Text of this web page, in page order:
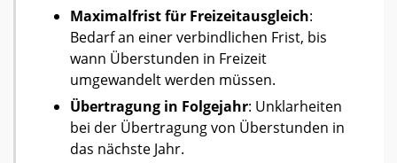
Maximalfrist für Freizeitausgleich:
Bedarf an einer verbindlichen Frist, bis
wann Überstunden in Freizeit
umgewandelt werden müssen.
Übertragung in Folgejahr: Unklarheiten
bei der Übertragung von Überstunden in
das nächste Jahr.